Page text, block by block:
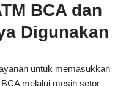
BCA dan
Digunakan
untuk memasukkan
melalui mesin setor